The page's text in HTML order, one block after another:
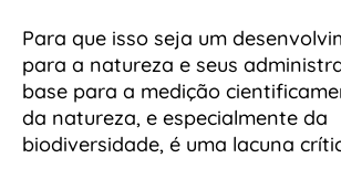
Para que isso seja um
para a natureza e seus
base para a medição
da natureza, e especialmente da
biodiversidade, é uma lacuna